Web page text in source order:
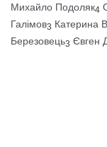
Михайло Подоляк4
Галімов3 Катерина
Березовець3 Євген